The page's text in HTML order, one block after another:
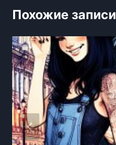
Похожие записи